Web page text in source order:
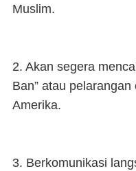
Muslim.
2. Akan segera
Ban” atau
Amerika.
3. Berkomunikasi